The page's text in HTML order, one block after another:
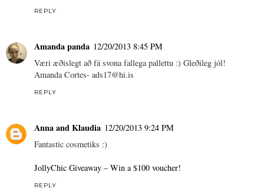
REPLY
Amanda panda 12/20/2013 8:45 PM
Væri æðislegt að fá svona fallega pallettu :) Gleðileg jól!
Amanda Cortes- ads17@hi.is
REPLY
Anna and Klaudia 12/20/2013 9:24 PM
Fantastic cosmetiks :)
JollyChic Giveaway – Win a $100 voucher!
REPLY